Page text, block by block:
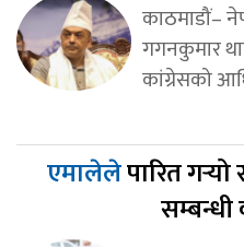
काठमाडौं–
गगनकुमार
कांग्रेसको
एमालेलेपारित
सम्बन्धी